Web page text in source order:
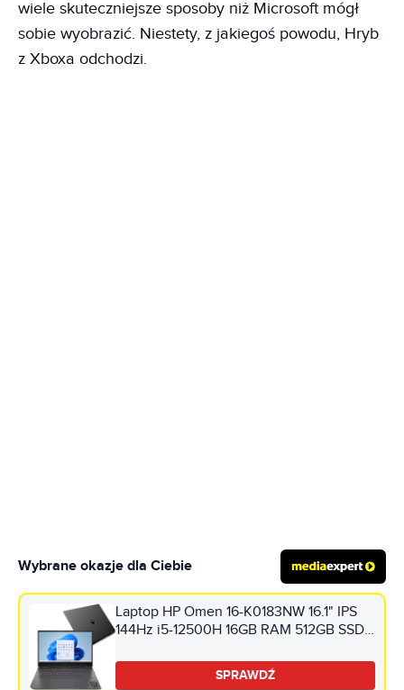
wiele skuteczniejsze sposoby niż Microsoft mógł
sobie wyobrazić. Niestety, z jakiegoś powodu, Hryb
z Xboxa odchodzi.
Wybrane okazje dla Ciebie
Laptop HP Omen 16-K0183NW 16.1" IPS
144Hz i5-12500H 16GB RAM 512GB SSD
SPRAWDŹ